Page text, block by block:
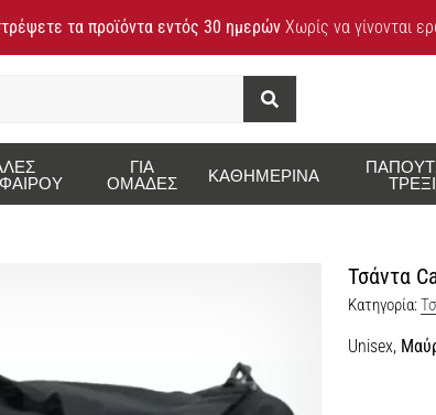
τα προϊόντα εντός 30 ημερών Χωρίς να γίνονται
Αναζήτηση
ΓΙΑ
ΟΜΆΔΕΣ ΚΑΘΗΜΕΡΙΝΆ
Τσάντα
Κατηγορία:
Unisex,